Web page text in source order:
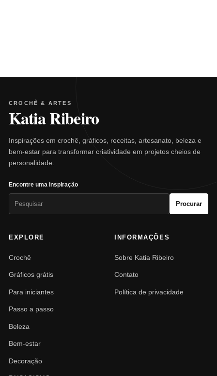
CROCHÊ & ARTES
Katia Ribeiro
Inspirações em crochê, gráficos, receitas, artesanato, beleza e
bem-estar para transformar criatividade em projetos cheios de
personalidade.
Encontre uma inspiração
Procurar
EXPLORE
Crochê
Gráficos grátis
Para iniciantes
Passo a passo
Beleza
Bem-estar
Decoração
INFORMAÇÕES
Sobre Katia Ribeiro
Contato
Política de privacidade